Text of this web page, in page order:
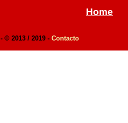
Home
- © 2013 / 2019 - Contacto